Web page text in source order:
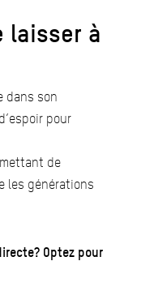
laisser à
dans son
pour
de
les générations
Optez pour